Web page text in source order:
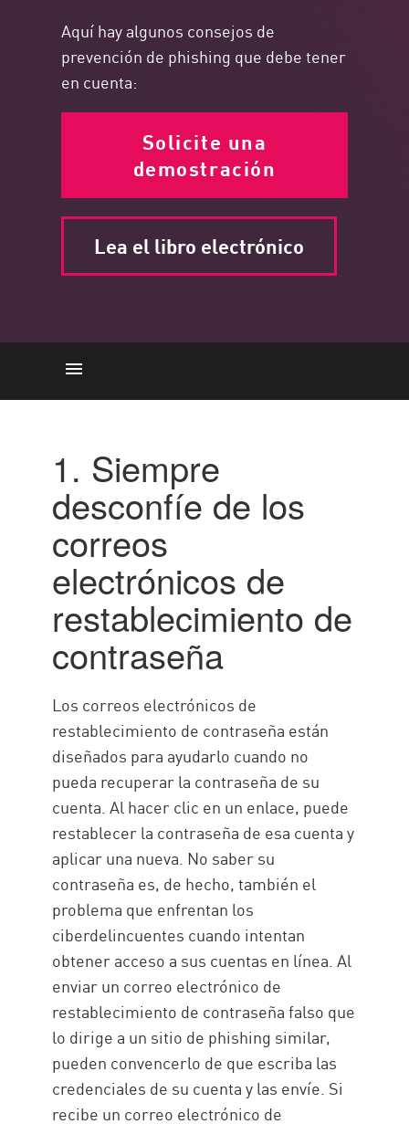
Aquí hay algunos consejos de
prevención de phishing que debe tener
en cuenta:
Solicite una
demostración
Lea el libro electrónico
credenciales
Protección
1. Siempre
desconfíe de los
correos
electrónicos de
restablecimiento de
contraseña
Los correos electrónicos de
restablecimiento de contraseña están
diseñados para ayudarlo cuando no
pueda recuperar la contraseña de su
cuenta. Al hacer clic en un enlace, puede
restablecer la contraseña de esa cuenta y
aplicar una nueva. No saber su
contraseña es, de hecho, también el
problema que enfrentan los
ciberdelincuentes cuando intentan
obtener acceso a sus cuentas en línea. Al
enviar un correo electrónico de
restablecimiento de contraseña falso que
lo dirige a un sitio de phishing similar,
pueden convencerlo de que escriba las
credenciales de su cuenta y las envíe. Si
recibe un correo electrónico de